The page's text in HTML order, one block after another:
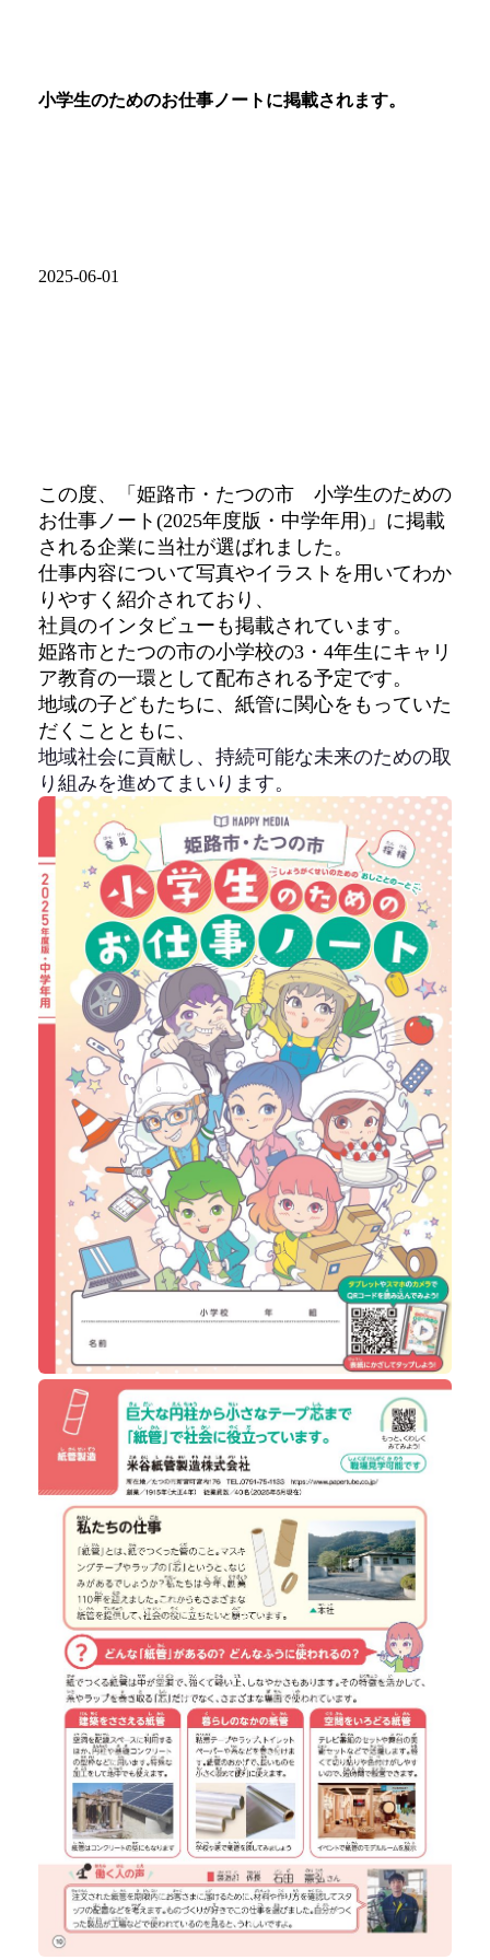
小学生のためのお仕事ノートに掲載されます。
2025-06-01
この度、「姫路市・たつの市 小学生のための
お仕事ノート(2025年度版・中学年用)」に掲載
される企業に当社が選ばれました。
仕事内容について写真やイラストを用いてわか
りやすく紹介されており、
社員のインタビューも掲載されています。
姫路市とたつの市の小学校の3・4年生にキャリ
ア教育の一環として配布される予定です。
地域の子どもたちに、紙管に関心をもっていた
だくことともに、
地域社会に貢献し、持続可能な未来のための取
り組みを進めてまいります。